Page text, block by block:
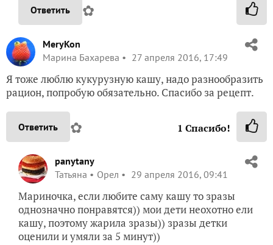
Ответить ✿
MeryKon
Марина Бахарева
27 апреля 2016, 17:49
Я тоже люблю кукурузную кашу, надо разнообразить
рацион, попробую обязательно. Спасибо за рецепт.
Ответить ✿ 1 Спасибо!
panytany
Татьяна
Орел 29 апреля 2016, 09:41
Мариночка, если любите саму кашу то зразы
однозначно понравятся)) мои дети неохотно ели
кашу, поэтому жарила зразы)) зразы детки
оценили и умяли за 5 минут))